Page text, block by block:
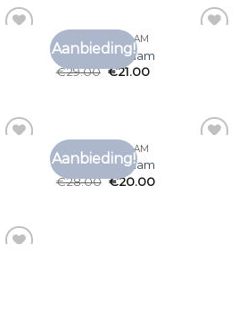
Aanbieding!
T SHIRT MET NAAM
t shirt met naam
€29.00 €21.00
Aanbieding!
T SHIRT MET NAAM
t shirt met naam
€28.00 €20.00